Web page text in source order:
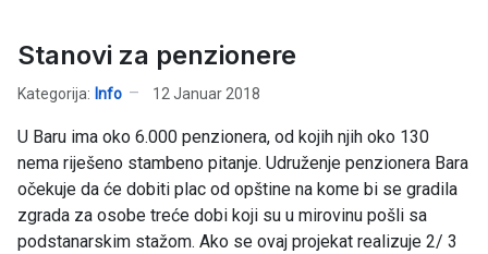
Stanovi za penzionere
Kategorija: Info 12 Januar 2018
U Baru ima oko 6.000 penzionera, od kojih njih oko 130
nema riješeno stambeno pitanje. Udruženje penzionera Bara
očekuje da će dobiti plac od opštine na kome bi se gradila
zgrada za osobe treće dobi koji su u mirovinu pošli sa
podstanarskim stažom. Ako se ovaj projekat realizuje 2/ 3